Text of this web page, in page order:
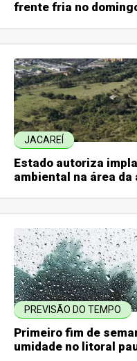
frente fria no
JACAREÍ
Estado autoriza
ambiental na área da
PREVISÃO DO TEMPO
Primeiro fim de
umidade no litoral